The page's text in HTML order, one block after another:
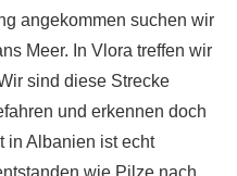
angekommen suchen wir
Meer. In Vlora treffen wir
sind diese Strecke
und erkennen doch
in Albanien ist echt
wie Pilze nach